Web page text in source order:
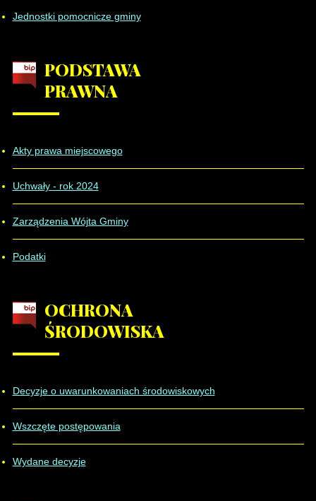
Jednostki pomocnicze gminy
PODSTAWA
PRAWNA
Akty prawa miejscowego
Uchwały - rok 2024
Zarządzenia Wójta Gminy
Podatki
OCHRONA
ŚRODOWISKA
Decyzje o uwarunkowaniach środowiskowych
Wszczęte postępowania
Wydane decyzje